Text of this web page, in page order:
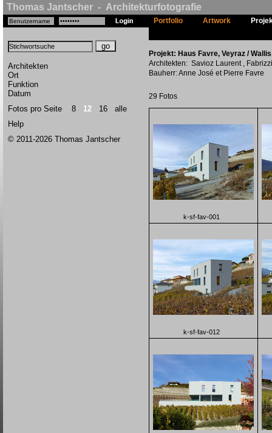
Thomas Jantscher - Architekturfotografie
Architekten
Ort
Funktion
Datum
Fotos pro Seite 8 12 16
alle
Help
© 2011-2026 Thomas Jantscher
Portfolio Artwork
Projekt: Haus Favre, Veyraz /
Architekten: Savioz Laurent ,
Bauherr: Anne José et Pierre Favre
29 Fotos
k-sf-fav-001
k-sf-fav-012